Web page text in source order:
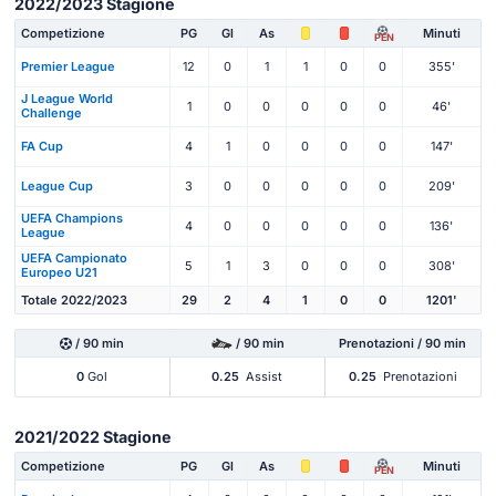
Competizione PG Gl As PEN Minuti
Premier League 12 0 1 1 0 0 355'
J League World
Challenge
1 0 0 0 0 0 46'
FA Cup 4 1 0 0 0 0 147'
League Cup 3 0 0 0 0 0 209'
UEFA Champions
League
4 0 0 0 0 0 136'
UEFA Campionato
Europeo U21
5 1 3 0 0 0 308'
Totale 2022/2023 29 2 4 1 0 0 1201'
/ 90 min / 90 min Prenotazioni / 90 min
0 Gol 0.25 Assist 0.25 Prenotazioni
2021/2022 Stagione
Competizione PG Gl As PEN Minuti